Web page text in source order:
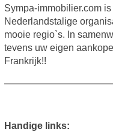
Sympa-immobilier.com
Nederlandstalige
mooie regio`s. In
tevens uw eigen
Frankrijk!!
Handige links: